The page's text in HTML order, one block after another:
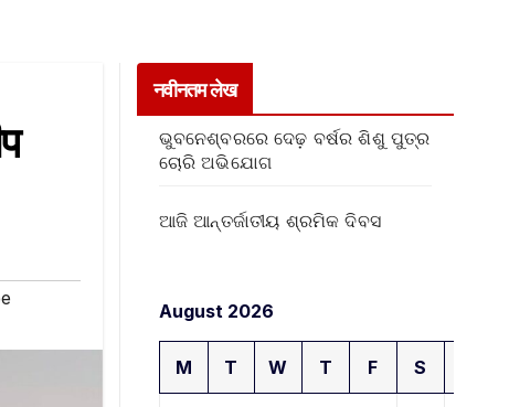
नवीनतम लेख
ଭୁବନେଶ୍ବରରେ ଦେଢ଼ ବର୍ଷର ଶିଶୁ ପୁତ୍ର
ଚୋରି ଅଭିଯୋଗ
ଆଜି ଆନ୍ତର୍ଜାତୀୟ ଶ୍ରମିକ ଦିବସ
August 2026
M T W T F S